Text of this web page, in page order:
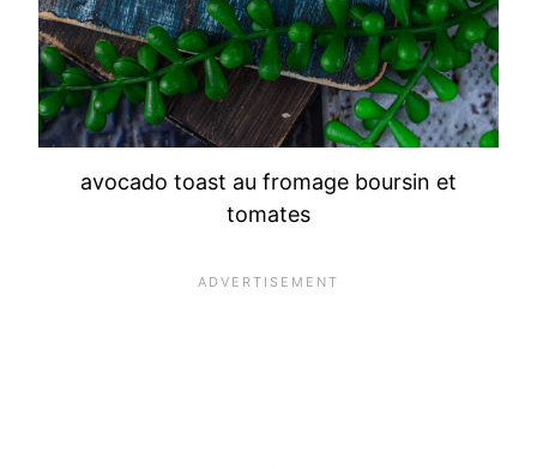
avocado toast au fromage boursin et
tomates